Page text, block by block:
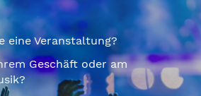
eine Veranstaltung?
Geschäft oder am